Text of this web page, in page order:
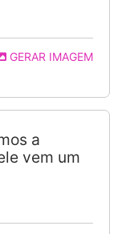
GERAR IMAGEM
a
vem um